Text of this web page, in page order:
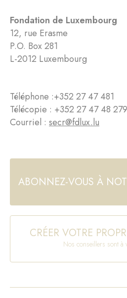
Fondation de Luxembourg
12, rue Erasme
P.O. Box 281
L-2012 Luxembourg
Téléphone :+352 27 47 481
Télécopie : +352 27 47 48 279
Courriel : secr@fdlux.lu
ABONNEZ-VOUS À
CRÉER VOTRE
Nos conseillers sont à